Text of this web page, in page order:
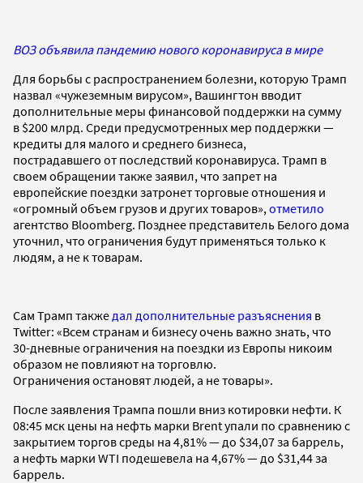
ВОЗ объявила пандемию нового коронавируса в мире
Для борьбы с распространением болезни, которую Трамп
назвал «чужеземным вирусом», Вашингтон вводит
дополнительные меры финансовой поддержки на сумму
в $200 млрд. Среди предусмотренных мер поддержки —
кредиты для малого и среднего бизнеса,
пострадавшего от последствий коронавируса. Трамп в
своем обращении также заявил, что запрет на
европейские поездки затронет торговые отношения и
«огромный объем грузов и других товаров», отметило
агентство Bloomberg. Позднее представитель Белого дома
уточнил, что ограничения будут применяться только к
людям, а не к товарам.
Сам Трамп также дал дополнительные разъяснения в
Twitter: «Всем странам и бизнесу очень важно знать, что
30-дневные ограничения на поездки из Европы никоим
образом не повлияют на торговлю.
Ограничения остановят людей, а не товары».
После заявления Трампа пошли вниз котировки нефти. К
08:45 мск цены на нефть марки Brent упали по сравнению с
закрытием торгов среды на 4,81% — до $34,07 за баррель,
а нефть марки WTI подешевела на 4,67% — до $31,44 за
баррель.